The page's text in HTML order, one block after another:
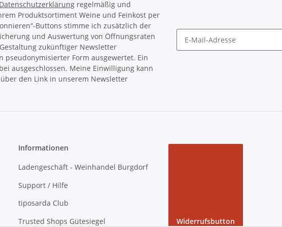
Datenschutzerklärung regelmäßig und
Produktsortiment Weine und Feinkost per
Buttons stimme ich zusätzlich der
und Auswertung von Öffnungsraten
zukünftiger Newsletter
Form ausgewertet. Ein
ausgeschlossen. Meine Einwilligung kann
den Link in unserem Newsletter
Informationen
Ladengeschäft - Weinhandel Burgdorf
Support / Hilfe
tiposarda Club
Trusted Shops Gütesiegel
Widerrufsbutton